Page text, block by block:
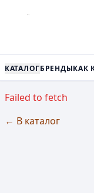
КАТАЛОГБРЕНДЫКАК
Failed to fetch
← В каталог